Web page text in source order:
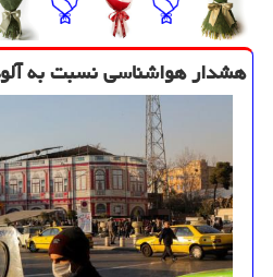
هشدار هواشناسی نسبت به آلودگی